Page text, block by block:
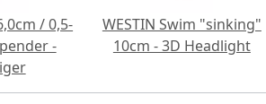
/ 0,5-
-
WESTIN Swim "sinking"
10cm - 3D Headlight